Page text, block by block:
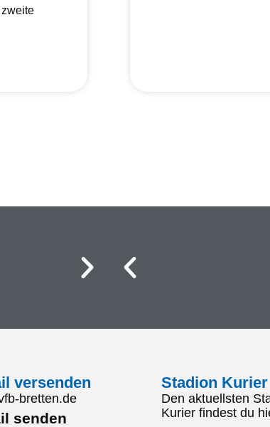
versenden
bretten.de
senden
Stadion Kurier
Den aktuellsten
Kurier findest du